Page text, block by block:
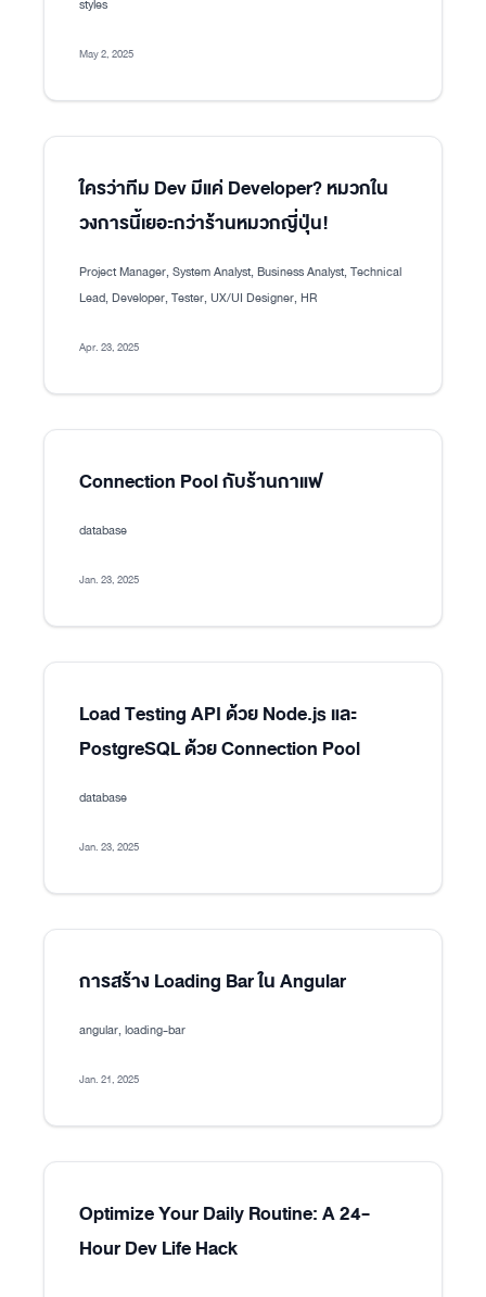
styles
May 2, 2025
ใครว่าทีม Dev มีแค่ Developer? หมวกใน
วงการนี้เยอะกว่าร้านหมวกญี่ปุ่น!
Project Manager, System Analyst, Business Analyst, Technical
Lead, Developer, Tester, UX/UI Designer, HR
Apr. 23, 2025
Connection Pool กับร้านกาแฟ
database
Jan. 23, 2025
Load Testing API ด้วย Node.js และ
PostgreSQL ด้วย Connection Pool
database
Jan. 23, 2025
การสร้าง Loading Bar ใน Angular
angular, loading-bar
Jan. 21, 2025
Optimize Your Daily Routine: A 24-
Hour Dev Life Hack